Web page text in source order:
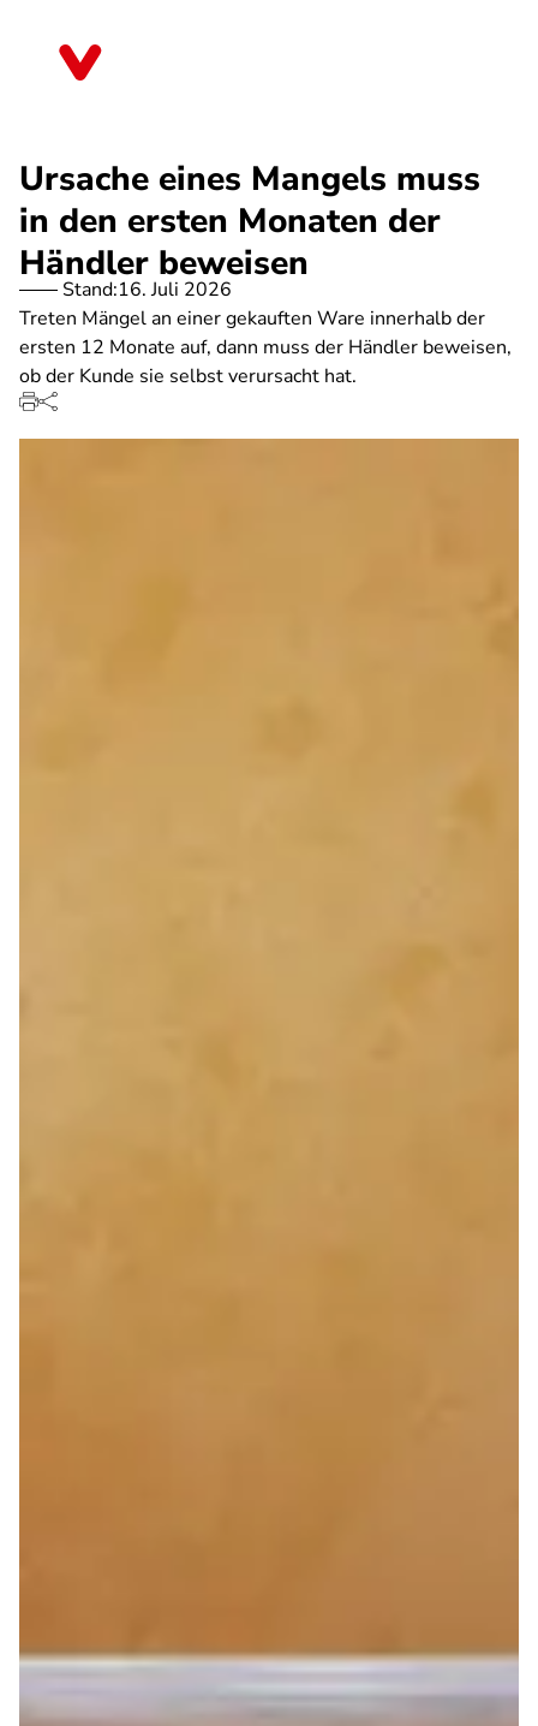
Ursache eines Mangels muss
in den ersten Monaten der
Händler beweisen
Stand:16. Juli 2026
Treten Mängel an einer gekauften Ware innerhalb der
ersten 12 Monate auf, dann muss der Händler beweisen,
ob der Kunde sie selbst verursacht hat.